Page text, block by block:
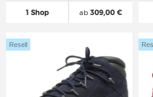
1 Shop ab309,00 €
Resell